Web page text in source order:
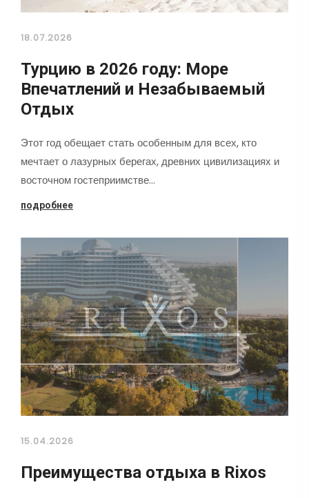
18.07.2026
Турцию в 2026 году: Море
Впечатлений и Незабываемый
Отдых
Этот год обещает стать особенным для всех, кто
мечтает о лазурных берегах, древних цивилизациях и
восточном гостеприимстве…
подробнее
15.04.2026
Преимущества отдыха в Rixos